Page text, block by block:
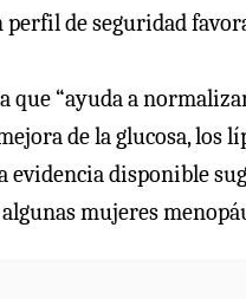
de seguridad
que “ayuda a
de la glucosa, los
evidencia disponible
mujeres